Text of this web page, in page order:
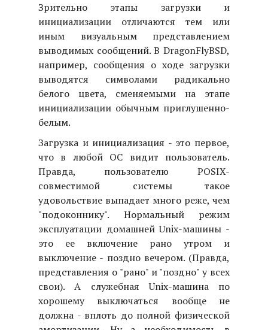
Зрительно этапы загрузки и
инициализации отличаются тем или
иным визуальным представлением
выводимых сообщений. В DragonFlyBSD,
например, сообщения о ходе загрузки
выводятся символами радикально
белого цвета, сменяемыми на этапе
инициализации обычным приглушенно-
белым.
Загрузка и инициализация - это первое,
что в любой ОС видит пользователь.
Правда, пользователю POSIX-
совместимой системы такое
удовольствие выпадает много реже, чем
"подоконнику". Нормальный режим
эксплуатации домашней Unix-машины -
это ее включение рано утром и
выключение - поздно вечером. (Правда,
представления о "рано" и "поздно" у всех
свои). А служебная Unix-машина по
хорошему выключаться вообще не
должна - вплоть до полной физической